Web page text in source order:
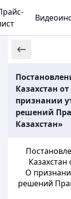
Казахстан
признании
решений
Казахстан»
О
решений